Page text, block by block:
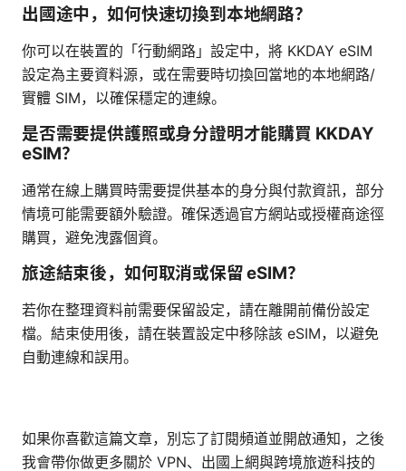
出國途中，如何快速切換到本地網路？
你可以在裝置的「行動網路」設定中，將 KKDAY eSIM
設定為主要資料源，或在需要時切換回當地的本地網路/
實體 SIM，以確保穩定的連線。
是否需要提供護照或身分證明才能購買 KKDAY
eSIM？
通常在線上購買時需要提供基本的身分與付款資訊，部分
情境可能需要額外驗證。確保透過官方網站或授權商途徑
購買，避免洩露個資。
旅途結束後，如何取消或保留 eSIM？
若你在整理資料前需要保留設定，請在離開前備份設定
檔。結束使用後，請在裝置設定中移除該 eSIM，以避免
自動連線和誤用。
如果你喜歡這篇文章，別忘了訂閱頻道並開啟通知，之後
我會帶你做更多關於 VPN、出國上網與跨境旅遊科技的